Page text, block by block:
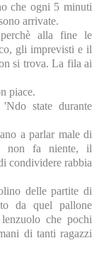
che ogni 5 minuti
arrivate.
alla fine le
gli imprevisti e il
si trova. La fila ai
piace.
state durante
a parlar male di
non fa niente, il
condividere rabbia
delle partite di
da quel pallone
che pochi
di tanti ragazzi